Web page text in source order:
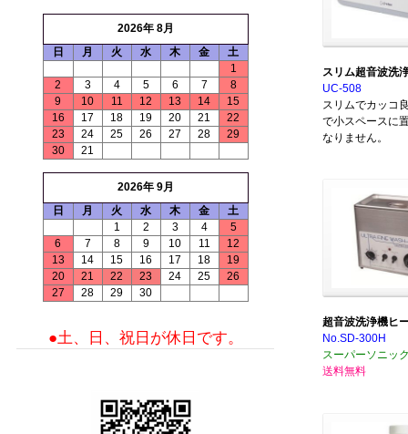
スリム超音波洗
UC-508
スリムでカッコ
で小スペースに
なりません。
超音波洗浄機ヒ
No.SD-300H
スーパーソニッ
送料無料
2026年 8月
日
月 火 水 木 金
土
1
2
3 4 5 6 7
8
9
10 11 12 13 14
15
16
17 18 19 20 21
22
23
24 25 26 27 28
29
30
21
2026年 9月
日
月 火 水 木 金
土
1
2 3 4
5
6
7 8 9 10 11
12
13
14 15 16 17 18
19
20
21 22 23 24 25
26
27
28 29 30
●土、日、祝日が休日です。